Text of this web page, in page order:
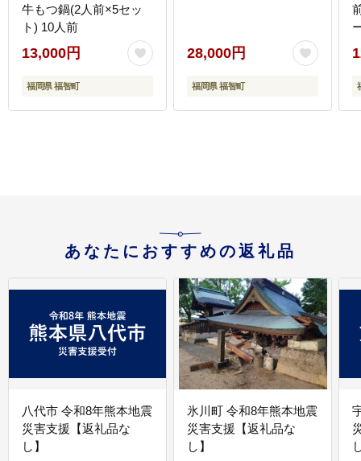
牛もつ鍋(2人前×5セッ
ト) 10人前
13,000円
福岡県 福智町
28,000円
福岡県 福智町
あなたにおすすめの返礼品
八代市 令和8年熊本地震
災害支援【返礼品な
し】
氷川町 令和8年熊本地震
災害支援【返礼品な
し】